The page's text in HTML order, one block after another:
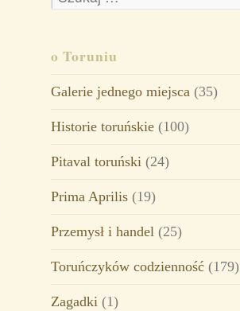
o Toruniu
Galerie jednego miejsca(35)
Historie toruńskie(100)
Pitaval toruński(24)
Prima Aprilis(19)
Przemysł i handel(25)
Toruńczyków codzienność(179)
Zagadki(1)